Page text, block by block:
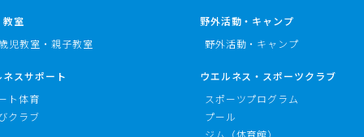
教室
児教室・親子教室
スサポート
ト体育
クラブ
野外活動・キャンプ
野外活動・キャンプ
ウエルネス・スポーツクラブ
スポーツプログラム
プール
ジム（体育館）